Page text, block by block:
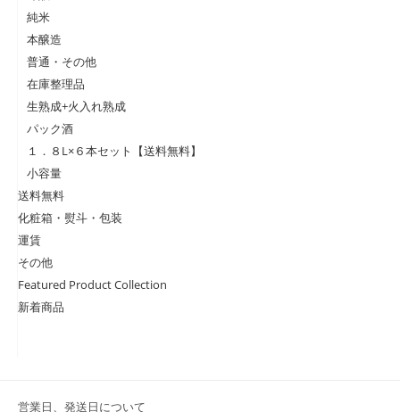
純米
本醸造
普通・その他
在庫整理品
生熟成+火入れ熟成
パック酒
１．８L×６本セット【送料無料】
小容量
送料無料
化粧箱・熨斗・包装
運賃
その他
Featured Product Collection
新着商品
営業日、発送日について